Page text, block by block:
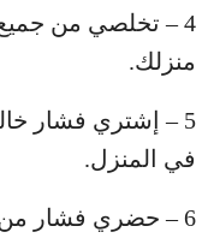
4 – تخلصي من
منزلك.
5 – إشتري فشار
في المنزل.
6 – حضري فشار من دون إضافة الملح والزيت.